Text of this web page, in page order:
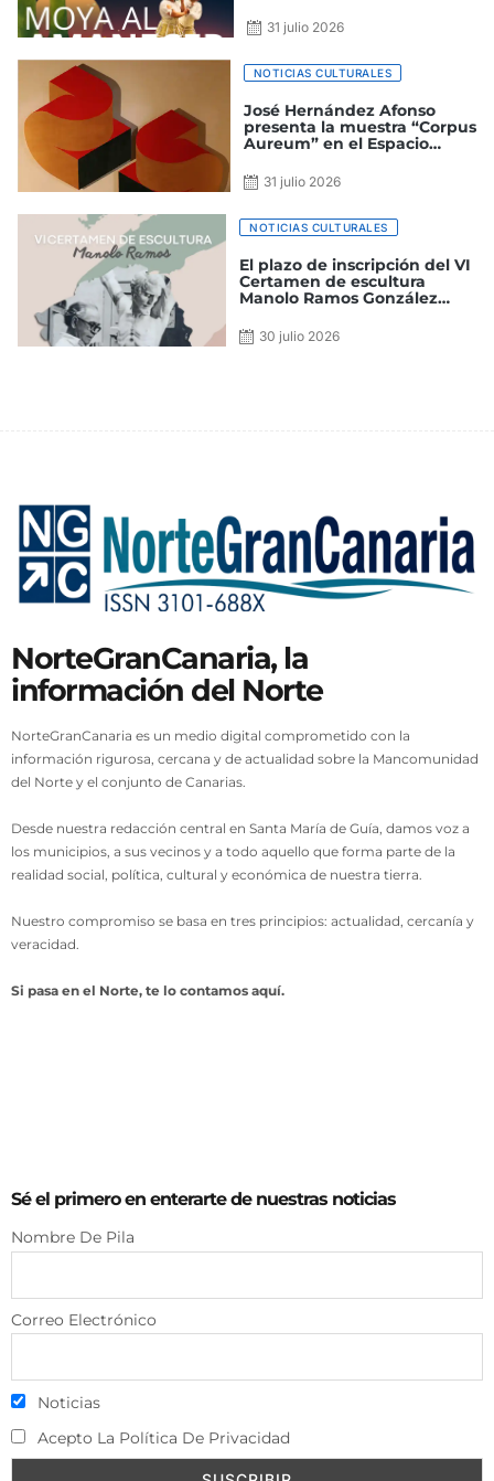
al Amanecer’
31 julio 2026
NOTICIAS CULTURALES
José Hernández Afonso
presenta la muestra “Corpus
Aureum” en el Espacio
31 julio 2026
NOTICIAS CULTURALES
El plazo de inscripción del VI
Certamen de escultura
Manolo Ramos González
el mes de octubre
30 julio 2026
NorteGranCanaria, la
información del Norte
NorteGranCanaria es un medio digital comprometido con la
información rigurosa, cercana y de actualidad sobre la Mancomunidad
del Norte y el conjunto de Canarias.
Desde nuestra redacción central en Santa María de Guía, damos voz a
los municipios, a sus vecinos y a todo aquello que forma parte de la
realidad social, política, cultural y económica de nuestra tierra.
Nuestro compromiso se basa en tres principios: actualidad, cercanía y
veracidad.
Si pasa en el Norte, te lo contamos aquí.
Sé el primero en enterarte de nuestras noticias
Nombre De Pila
Correo Electrónico
Noticias
Acepto La Política De Privacidad